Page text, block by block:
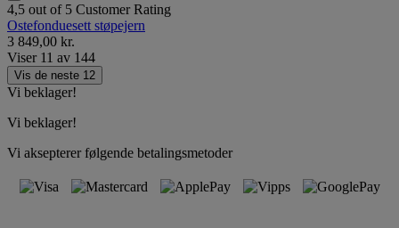
4,5 out of 5 Customer Rating
Ostefonduesett støpejern
3 849,00 kr.
Viser 11 av 144
Vis de neste 12
Vi beklager!
Vi beklager!
Vi aksepterer følgende betalingsmetoder